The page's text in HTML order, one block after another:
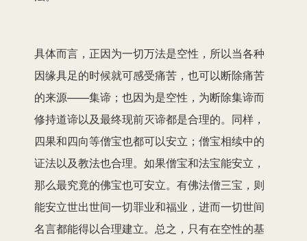
具体而言，正因为一切万法是空性，所以当各种
因缘具足的时候就可感受痛苦，也可以断除痛苦
的来源——集谛；也因为是空性，为断除集谛而
修持道谛以及最终现前灭谛都是合理的。同样，
四果和四向等僧宝也都可以安立；僧宝相续中的
证法以及教法也合理。如果僧宝和法宝能安立，
那么最究竟的佛宝也可安立。有佛法僧三宝，则
能安立世出世间一切罪业和福业，进而一切世间
名言都能得以合理建立。总之，只有在空性的基